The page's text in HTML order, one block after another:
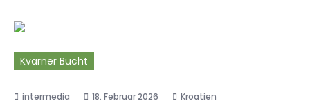
Kvarner Bucht
18. Februar 2026 Kroatien